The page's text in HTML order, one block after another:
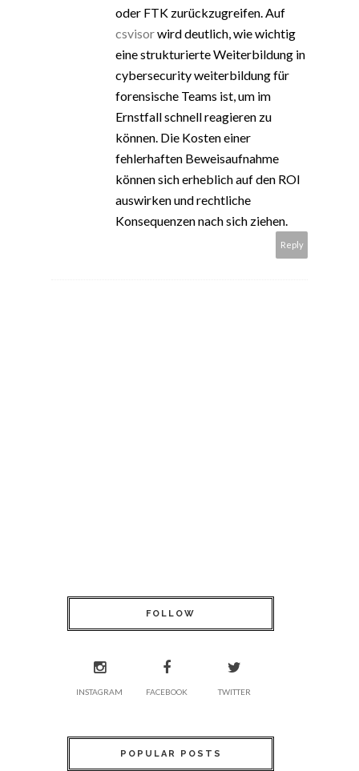
oder FTK zurückzugreifen. Auf
csvisorwird deutlich, wie wichtig
eine strukturierte Weiterbildung in
cybersecurity weiterbildung für
forensische Teams ist, um im
Ernstfall schnell reagieren zu
können. Die Kosten einer
fehlerhaften Beweisaufnahme
können sich erheblich auf den ROI
auswirken und rechtliche
Konsequenzen nach sich ziehen.
Reply
FOLLOW
INSTAGRAM FACEBOOK TWITTER
POPULAR POSTS